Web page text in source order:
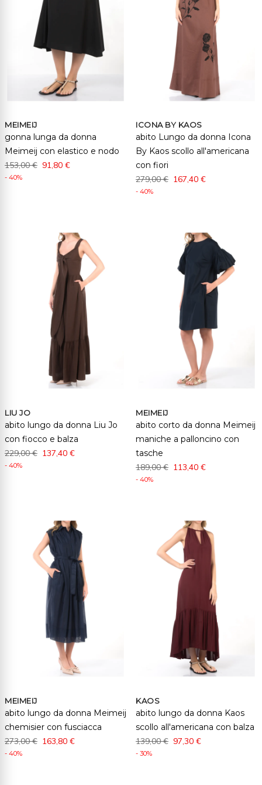
MEIMEIJ
gonna lunga da donna
Meimeij con elastico e nodo
153,00 € 91,80 €
- 40%
ICONA BY KAOS
abito Lungo da donna Icona
By Kaos scollo all'americana
con fiori
279,00 € 167,40 €
- 40%
LIU JO
abito lungo da donna Liu Jo
con fiocco e balza
229,00 € 137,40 €
- 40%
MEIMEIJ
abito corto da donna Meimeij
maniche a palloncino con
tasche
189,00 € 113,40 €
- 40%
MEIMEIJ
abito lungo da donna Meimeij
chemisier con fusciacca
273,00 € 163,80 €
- 40%
KAOS
abito lungo da donna Kaos
scollo all'americana con balza
139,00 € 97,30 €
- 30%